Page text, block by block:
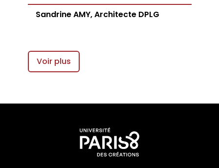
Sandrine AMY, Architecte DPLG
Voir plus